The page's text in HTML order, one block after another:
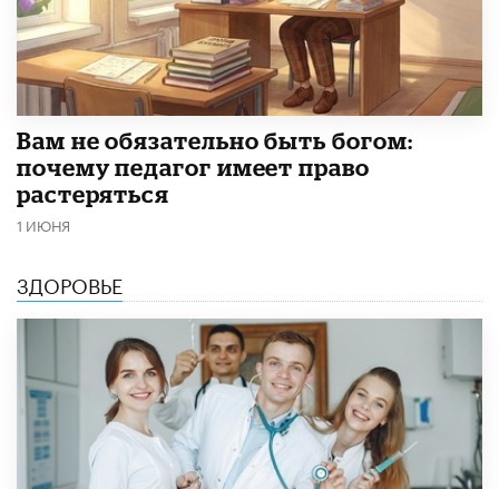
​Вам не обязательно быть богом:
почему педагог имеет право
растеряться
1 ИЮНЯ
ЗДОРОВЬЕ